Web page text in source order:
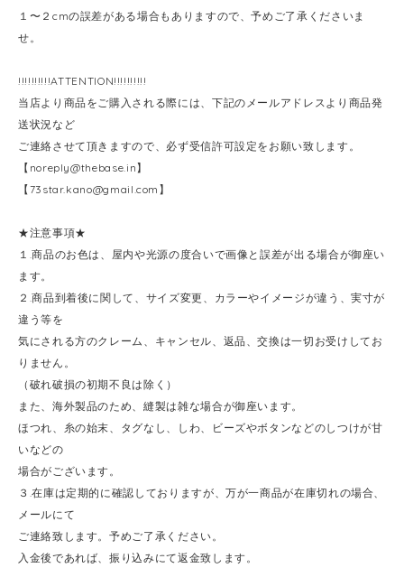
１〜２cmの誤差がある場合もありますので、予めご了承くださいま
せ。
!!!!!!!!!!ATTENTION!!!!!!!!!!
当店より商品をご購入される際には、下記のメールアドレスより商品発
送状況など
ご連絡させて頂きますので、必ず受信許可設定をお願い致します。
【 noreply@thebase.in】
【73star.kano@gmail.com 】
★注意事項★
１.商品のお色は、屋内や光源の度合いで画像と誤差が出る場合が御座い
ます。
２.商品到着後に関して、サイズ変更、カラーやイメージが違う、実寸が
違う等を
気にされる方のクレーム、キャンセル、返品、交換は一切お受けしてお
りません。
（破れ破損の初期不良は除く）
また、海外製品のため、縫製は雑な場合が御座います。
ほつれ、糸の始末、タグなし、しわ、ビーズやボタンなどのしつけが甘
いなどの
場合がございます。
３.在庫は定期的に確認しておりますが、万が一商品が在庫切れの場合、
メールにて
ご連絡致します。予めご了承ください。
入金後であれば、振り込みにて返金致します。